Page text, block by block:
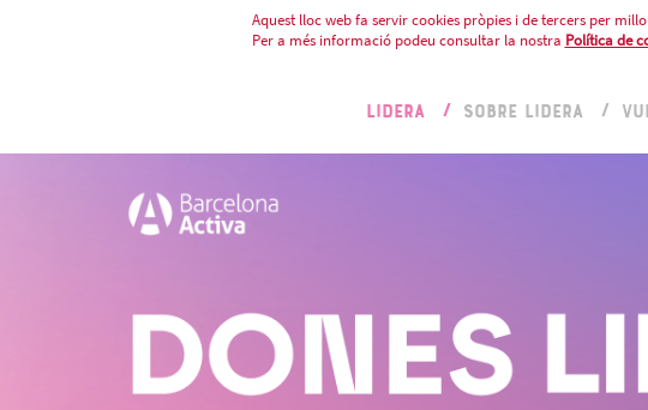
Aquest lloc web fa servir cookies pròpies i de tercers per
Per a més informació podeu consultar la nostra Política de
LIDERA SOBRE LIDERA